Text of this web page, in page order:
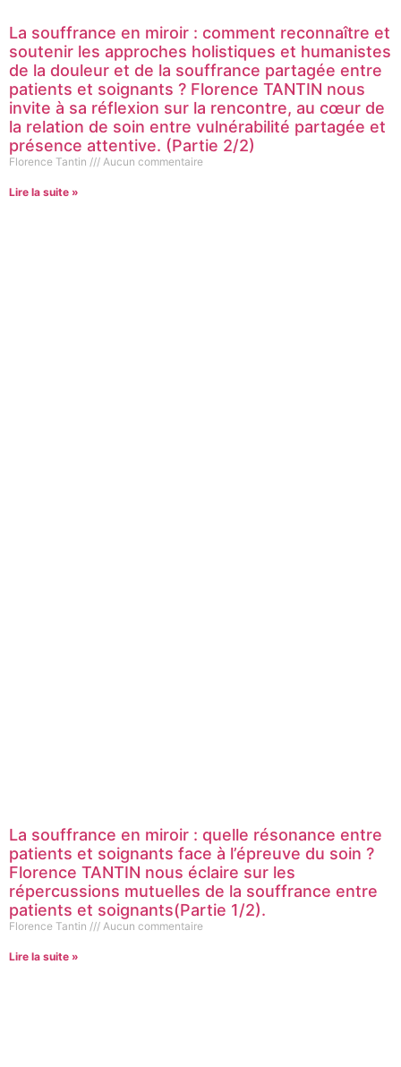
La souffrance en miroir : comment reconnaître et
soutenir les approches holistiques et humanistes
de la douleur et de la souffrance partagée entre
patients et soignants ? Florence TANTIN nous
invite à sa réflexion sur la rencontre, au cœur de
la relation de soin entre vulnérabilité partagée et
présence attentive. (Partie 2/2)
Florence Tantin Aucun commentaire
Lire la suite »
La souffrance en miroir : quelle résonance entre
patients et soignants face à l’épreuve du soin ?
Florence TANTIN nous éclaire sur les
répercussions mutuelles de la souffrance entre
patients et soignants(Partie 1/2).
Florence Tantin Aucun commentaire
Lire la suite »